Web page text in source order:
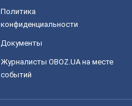
Политика
конфиденциальности
Документы
Журналисты OBOZ.UA на месте
событий